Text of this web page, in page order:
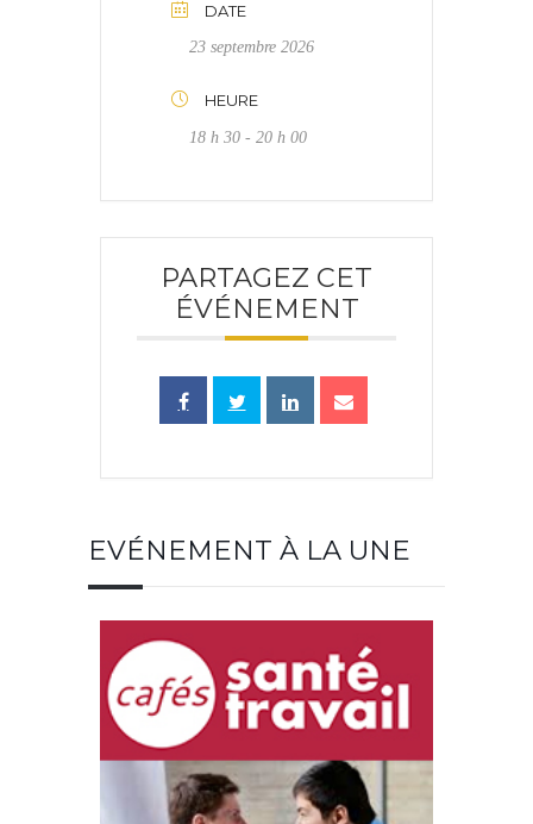
DATE
23 septembre 2026
HEURE
18 h 30 - 20 h 00
PARTAGEZ CET
ÉVÉNEMENT
EVÉNEMENT À LA UNE